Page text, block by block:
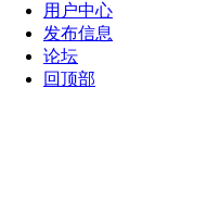
用户中心
发布信息
论坛
回顶部